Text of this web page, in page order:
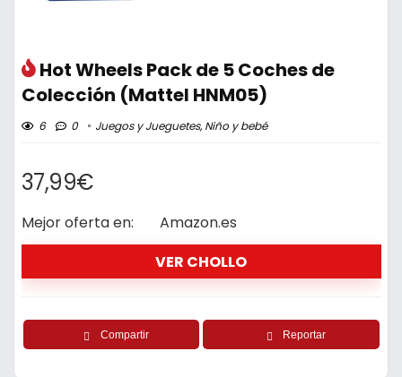
Hot Wheels Pack de 5 Coches de
Colección (Mattel HNM05)
6 0 Juegos y Jueguetes,Niño y bebé
37,99€
Mejor oferta en:
Amazon.es
VER CHOLLO
Compartir Reportar